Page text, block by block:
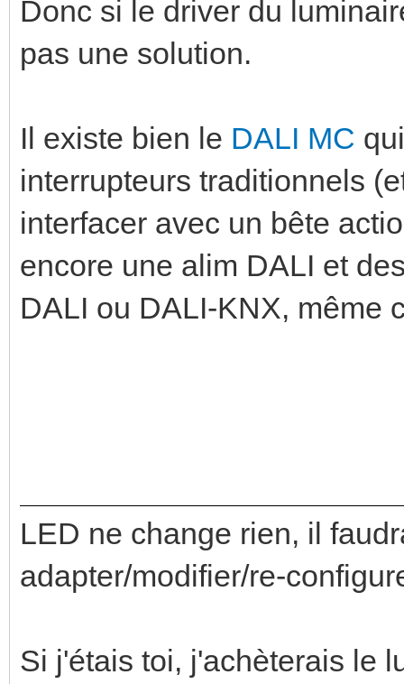
Donc si le driver du
pas une solution.
Il existe bien le DALI MC
interrupteurs traditionnels
interfacer avec un bête
encore une alim DALI et
DALI ou DALI-KNX, même
LED ne change rien, il
adapter/modifier/re-
Si j'étais toi, j'achèterais le